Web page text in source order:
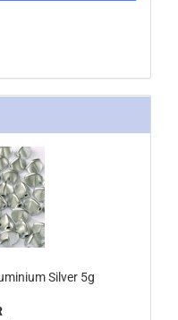
Silver 5g